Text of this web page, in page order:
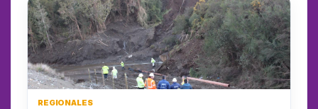
REGIONALES